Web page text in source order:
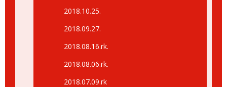
2018.10.25.
2018.09.27.
2018.08.16.rk.
2018.08.06.rk.
2018.07.09.rk